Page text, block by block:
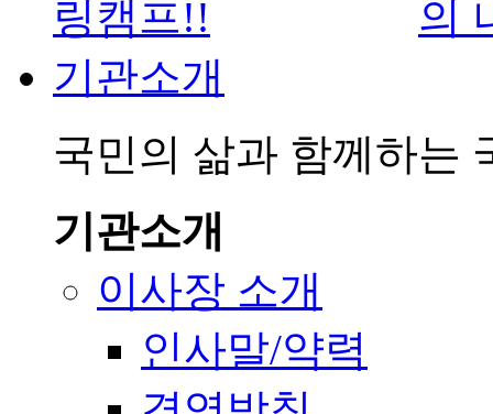
기관소개
국민의 삶과 함께하는
기관소개
이사장 소개
인사말/약력